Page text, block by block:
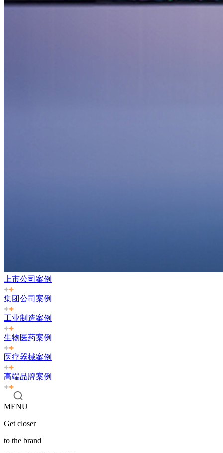
上市公司案例
集团公司案例
工业制造案例
生物医药案例
医疗器械案例
高端品牌案例
MENU
Get closer
to the brand